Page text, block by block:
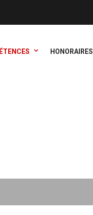
HONORAIRES